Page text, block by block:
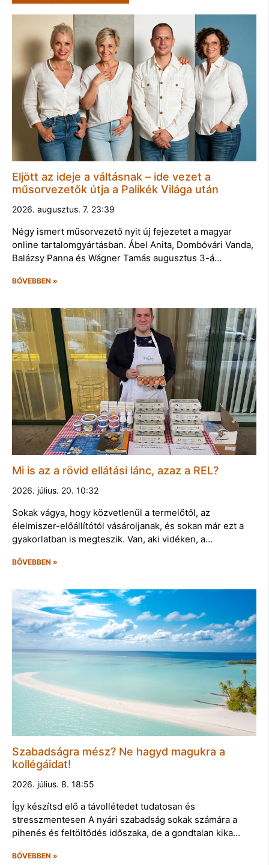
Eljött az ideje a váltásnak – ide vezet a
műsorvezetők útja a Palikék Világa után
2026. augusztus. 7. 23:39
Négy ismert műsorvezető nyit új fejezetet a magyar
online tartalomgyártásban. Ábel Anita, Dombóvári Vanda,
Balázsy Panna és Wágner Tamás augusztus 3-á…
BŐVEBBEN »
Mi is az a rövid ellátási lánc, azaz a REL?
2026. július. 20. 10:32
Sokak vágya, hogy közvetlenül a termelőtől, az
élelmiszer-előállítótól vásároljanak, és sokan már ezt a
gyakorlatban is megteszik. Van, aki vidéken, a…
BŐVEBBEN »
Szabadságra mész? Ne hagyd magukra a
kollégáidat!
2026. július. 8. 18:55
Így készítsd elő a távollétedet tudatosan és
stresszmentesen A nyári szabadság sokak számára a
pihenés és feltöltődés időszaka, de a gondtalan kika…
BŐVEBBEN »